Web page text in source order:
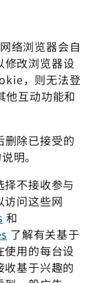
络浏览器会自
改浏览器设
，则无法登
互动功能和
除已接受的
明。
不接收参与
访问这些网
和
了解有关基于
用的每台设
基于兴趣的